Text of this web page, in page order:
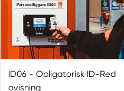
ID06 - Obligatorisk ID-Red
ovisning